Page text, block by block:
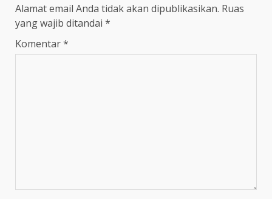
Alamat email Anda tidak akan dipublikasikan. Ruas
yang wajib ditandai *
Komentar*